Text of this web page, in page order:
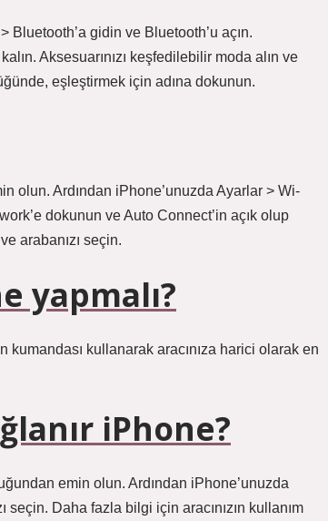
Bluetooth’a gidin ve Bluetooth’u açın.
Aksesuarınızı keşfedilebilir moda alın ve
eşleştirmek için adına dokunun.
olun. Ardından iPhone’unuzda Ayarlar > Wi-
dokunun ve Auto Connect’in açık olup
arabanızı seçin.
yapmalı?
kullanarak aracınıza harici olarak en
iPhone?
emin olun. Ardından iPhone’unuzda
Daha fazla bilgi için aracınızın kullanım